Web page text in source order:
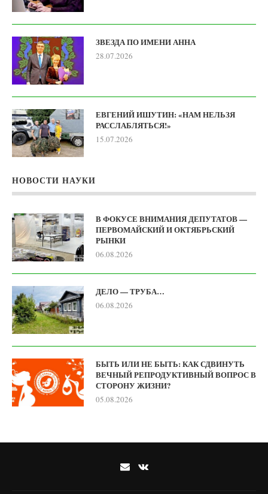
ЗВЕЗДА ПО ИМЕНИ АННА
28.07.2026
ЕВГЕНИЙ ИШУТИН: «НАМ НЕЛЬЗЯ
РАССЛАБЛЯТЬСЯ!»
15.07.2026
НОВОСТИ НАУКИ
В ФОКУСЕ ВНИМАНИЯ ДЕПУТАТОВ —
ПЕРВОМАЙСКИЙ И ОКТЯБРЬСКИЙ
РЫНКИ
06.08.2026
ДЕЛО — ТРУБА…
06.08.2026
БЫТЬ ИЛИ НЕ БЫТЬ: КАК СДВИНУТЬ
ВЕЧНЫЙ РЕПРОДУКТИВНЫЙ ВОПРОС В
СТОРОНУ ЖИЗНИ?
05.08.2026